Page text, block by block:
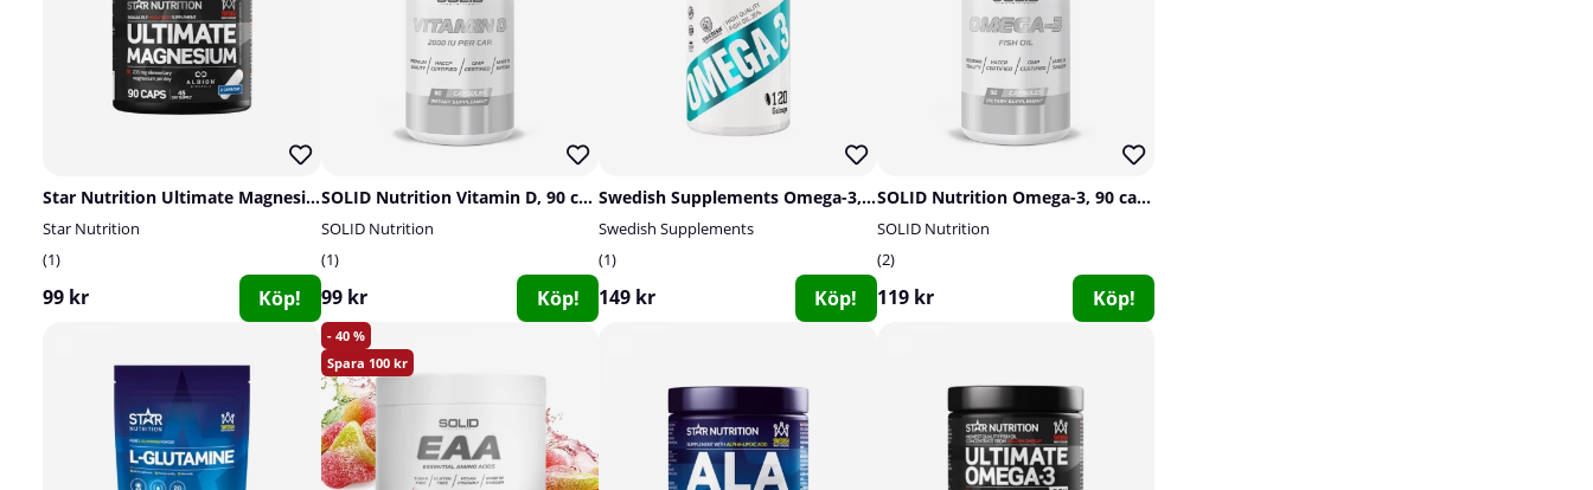
Star Nutrition Ultimate Magnesium, 90 caps
Star Nutrition
1
99 kr Köp!
SOLID Nutrition Vitamin D, 90 caps
SOLID Nutrition
1
99 kr Köp!
Swedish Supplements Omega-3, 120 caps
Swedish Supplements
1
149 kr Köp!
SOLID Nutrition Omega-3, 90 caps
SOLID Nutrition
2
119 kr Köp!
40
100